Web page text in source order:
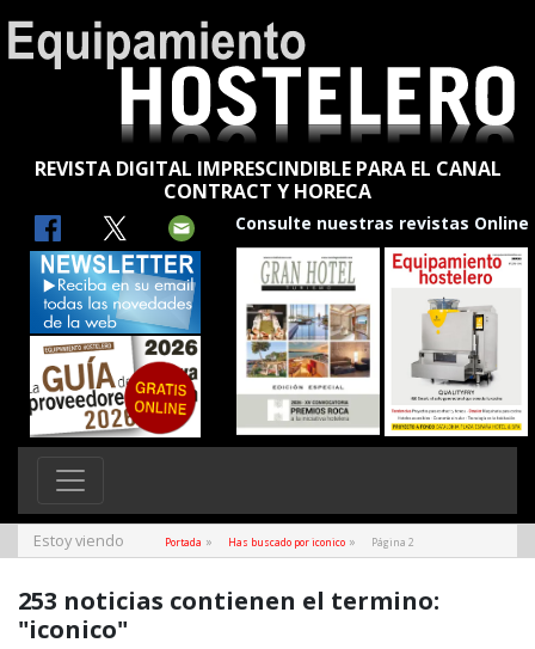
REVISTA DIGITAL IMPRESCINDIBLE PARA EL CANAL
CONTRACT Y HORECA
Consulte nuestras revistas Online
Estoy viendo Portada » Has buscado por iconico » Página 2
253 noticias contienen el termino:
"iconico"